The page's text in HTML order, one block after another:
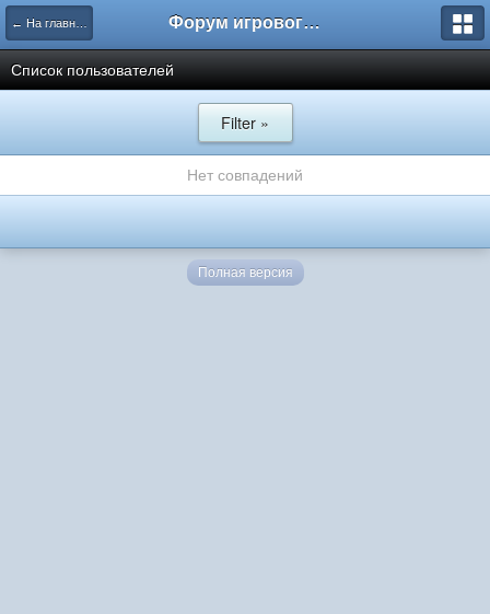
← На главную Форум игрового проекта Riverrise
Список пользователей
Filter »
Нет совпадений
Полная версия